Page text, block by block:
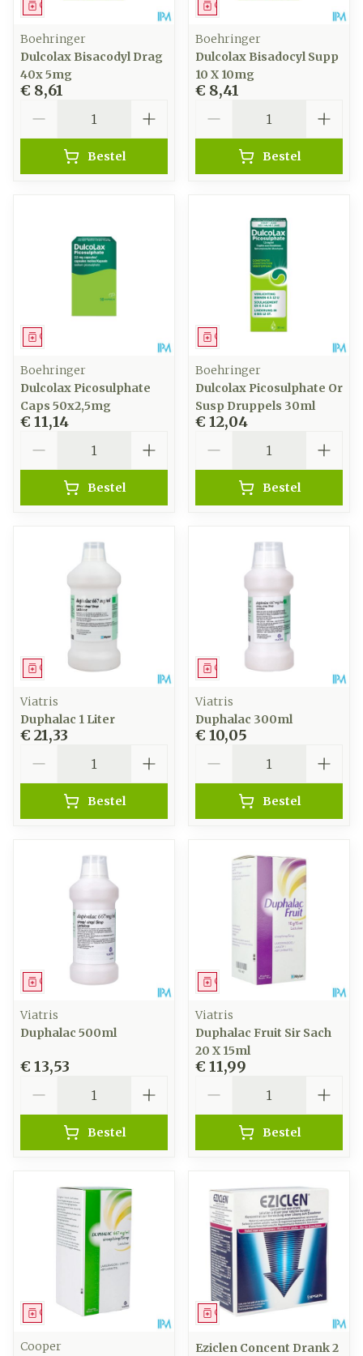
Geneesmiddel
Boehringer
Dulcolax Bisacodyl Drag
40x 5mg
€ 8,61
Bestel
Geneesmiddel
Boehringer
Dulcolax Bisadocyl Supp
10 X 10mg
€ 8,41
Bestel
Geneesmiddel
Boehringer
Dulcolax Picosulphate
Caps 50x2,5mg
€ 11,14
Bestel
Geneesmiddel
Boehringer
Dulcolax Picosulphate Or
Susp Druppels 30ml
€ 12,04
Bestel
Geneesmiddel
Viatris
Duphalac 1 Liter
€ 21,33
Bestel
Geneesmiddel
Viatris
Duphalac 300ml
€ 10,05
Bestel
Geneesmiddel
Viatris
Duphalac 500ml
€ 13,53
Bestel
Geneesmiddel
Viatris
Duphalac Fruit Sir Sach
20 X 15ml
€ 11,99
Bestel
Geneesmiddel
Cooper
Geneesmiddel
Eziclen Concent Drank 2